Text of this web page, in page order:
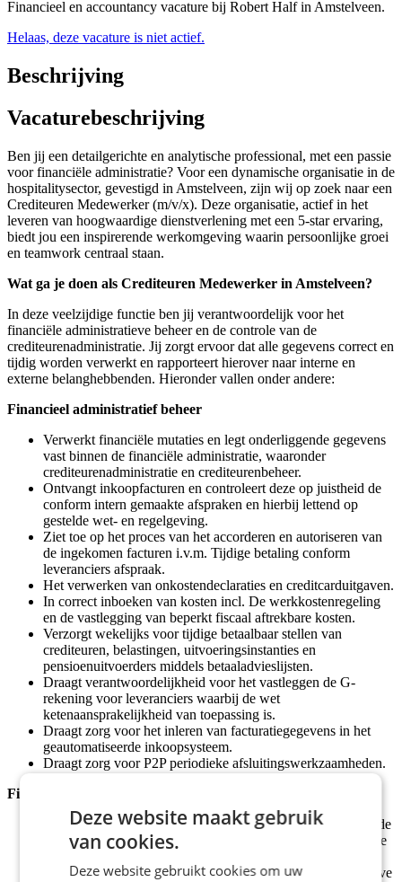
Financieel en accountancy vacature bij Robert Half in Amstelveen.
Helaas, deze vacature is niet actief.
Beschrijving
Vacaturebeschrijving
Ben jij een detailgerichte en analytische professional, met een passie
voor financiële administratie? Voor een dynamische organisatie in de
hospitalitysector, gevestigd in Amstelveen, zijn wij op zoek naar een
Crediteuren Medewerker (m/v/x). Deze organisatie, actief in het
leveren van hoogwaardige dienstverlening met een 5-star ervaring,
biedt jou een inspirerende werkomgeving waarin persoonlijke groei
en teamwork centraal staan.
Wat ga je doen als Crediteuren Medewerker in Amstelveen?
In deze veelzijdige functie ben jij verantwoordelijk voor het
financiële administratieve beheer en de controle van de
crediteurenadministratie. Jij zorgt ervoor dat alle gegevens correct en
tijdig worden verwerkt en rapporteert hierover naar interne en
externe belanghebbenden. Hieronder vallen onder andere:
Financieel administratief beheer
Verwerkt financiële mutaties en legt onderliggende gegevens
vast binnen de financiële administratie, waaronder
crediteurenadministratie en crediteurenbeheer.
Ontvangt inkoopfacturen en controleert deze op juistheid de
conform intern gemaakte afspraken en hierbij lettend op
gestelde wet- en regelgeving.
Ziet toe op het proces van het accorderen en autoriseren van
de ingekomen facturen i.v.m. Tijdige betaling conform
leveranciers afspraak.
Het verwerken van onkostendeclaraties en creditcarduitgaven.
In correct inboeken van kosten incl. De werkkostenregeling
en de vastlegging van beperkt fiscaal aftrekbare kosten.
Verzorgt wekelijks voor tijdige betaalbaar stellen van
crediteuren, belastingen, uitvoeringsinstanties en
pensioenuitvoerders middels betaaladvieslijsten.
Draagt verantwoordelijkheid voor het vastleggen de G-
rekening voor leveranciers waarbij de wet
ketenaansprakelijkheid van toepassing is.
Draagt zorg voor het inleren van facturatiegegevens in het
geautomatiseerde inkoopsysteem.
Draagt zorg voor P2P periodieke afsluitingswerkzaamheden.
Financiële controle en rapportage
Voert controlerende werkzaamheden uit met betrekking tot de
correctheid, volledigheid en tijdigheid van de administratieve
Voert in geval van foutieve transacties handmatige correctieve
Deze website maakt gebruik
van cookies.
Deze website gebruikt cookies om uw